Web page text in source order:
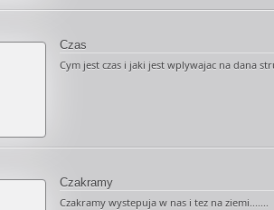
Czas
Cym jest czas i jaki jest wplywajac na dana
Czakramy
Czakramy wystepuja w nas i tez na ziemi.......